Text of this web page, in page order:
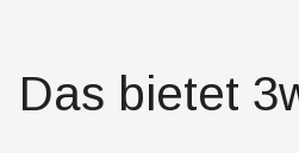
Das bietet